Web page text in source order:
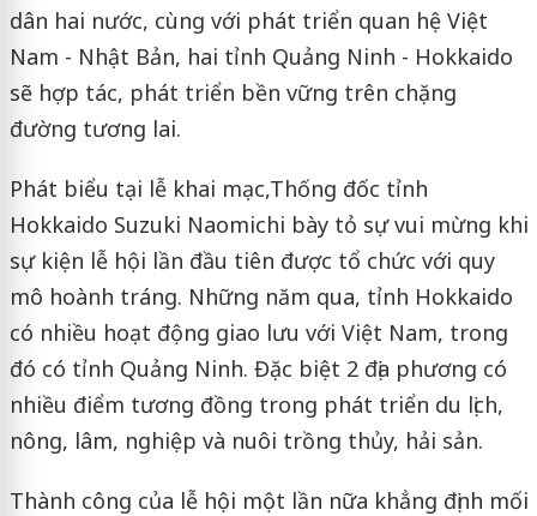
dân hai nước, cùng với phát triển quan hệ Việt
Nam - Nhật Bản, hai tỉnh Quảng Ninh - Hokkaido
sẽ hợp tác, phát triển bền vững trên chặng
đường tương lai.
Phát biểu tại lễ khai mạc,Thống đốc tỉnh
Hokkaido Suzuki Naomichi bày tỏ sự vui mừng khi
sự kiện lễ hội lần đầu tiên được tổ chức với quy
mô hoành tráng. Những năm qua, tỉnh Hokkaido
có nhiều hoạt động giao lưu với Việt Nam, trong
đó có tỉnh Quảng Ninh. Đặc biệt 2 địa phương có
nhiều điểm tương đồng trong phát triển du lịch,
nông, lâm, nghiệp và nuôi trồng thủy, hải sản.
Thành công của lễ hội một lần nữa khẳng định mối